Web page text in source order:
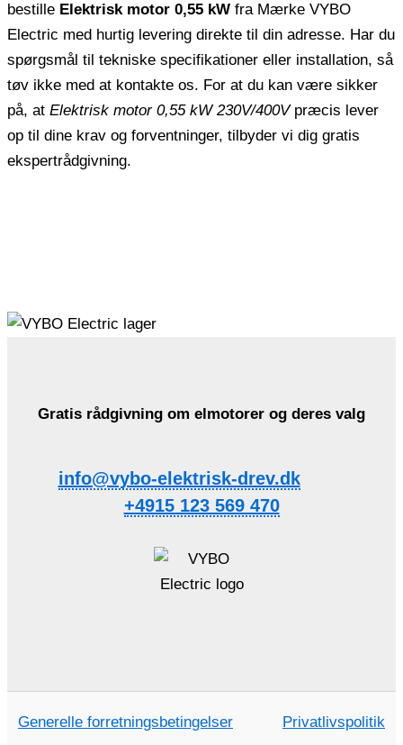
bestille Elektrisk motor 0,55 kW fra Mærke VYBO
Electric med hurtig levering direkte til din adresse. Har du
spørgsmål til tekniske specifikationer eller installation, så
tøv ikke med at kontakte os. For at du kan være sikker
på, at Elektrisk motor 0,55 kW 230V/400Vpræcis lever
op til dine krav og forventninger, tilbyder vi dig gratis
ekspertrådgivning.
Gratis rådgivning om elmotorer og deres valg
info@vybo-elektrisk-drev.dk
+4915 123 569 470
Generelle forretningsbetingelser Privatlivspolitik